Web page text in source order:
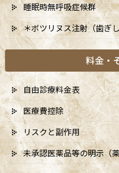
睡眠時無呼吸症候群
＊ボツリヌス注射（歯ぎ
料金・
自由診療料金表
医療費控除
リスクと副作用
未承認医薬品等の明示（